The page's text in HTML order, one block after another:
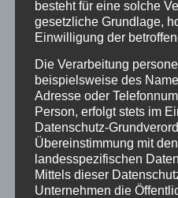
Organisationen)
tatbestandsmäßiges
aus den Gesamtumständen
Norm im konkreten Fall nicht
hier: Aus dem jeweiligen
die Angeklagten den
Mexican“ nicht als
sondern als solche ihrer
Verbotsverfügung belegten
gerade nicht gegen den
Ortsgruppen beschränkten –
besteht für eine solche
gesetzliche Grundlage,
Einwilligung der
Die Verarbeitung
beispielsweise des
Adresse oder
Person, erfolgt stets im
Datenschutz-
Übereinstimmung mit
landesspezifischen
Mittels dieser
Unternehmen die